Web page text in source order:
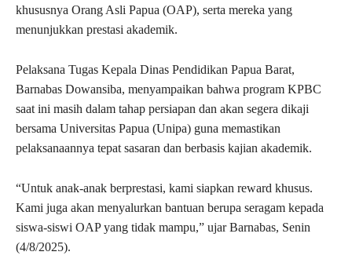
khususnya Orang Asli Papua (OAP), serta mereka yang
menunjukkan prestasi akademik.
Pelaksana Tugas Kepala Dinas Pendidikan Papua Barat,
Barnabas Dowansiba, menyampaikan bahwa program KPBC
saat ini masih dalam tahap persiapan dan akan segera dikaji
bersama Universitas Papua (Unipa) guna memastikan
pelaksanaannya tepat sasaran dan berbasis kajian akademik.
“Untuk anak-anak berprestasi, kami siapkan reward khusus.
Kami juga akan menyalurkan bantuan berupa seragam kepada
siswa-siswi OAP yang tidak mampu,” ujar Barnabas, Senin
(4/8/2025).